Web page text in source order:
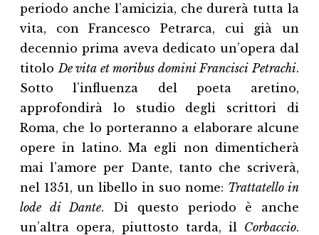
periodo anche l’amicizia, che durerà tutta la
vita, con Francesco Petrarca, cui già un
decennio prima aveva dedicato un’opera dal
titolo De vita et moribus domini Francisci Petrachi.
Sotto l’influenza del poeta aretino,
approfondirà lo studio degli scrittori di
Roma, che lo porteranno a elaborare alcune
opere in latino. Ma egli non dimenticherà
mai l’amore per Dante, tanto che scriverà,
nel 1351, un libello in suo nome: Trattatello in
lode di Dante. Di questo periodo è anche
un’altra opera, piuttosto tarda, il Corbaccio.